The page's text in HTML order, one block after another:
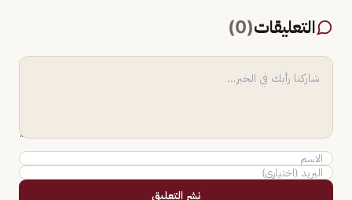
التعليقات(
0
)
نشر التعليق